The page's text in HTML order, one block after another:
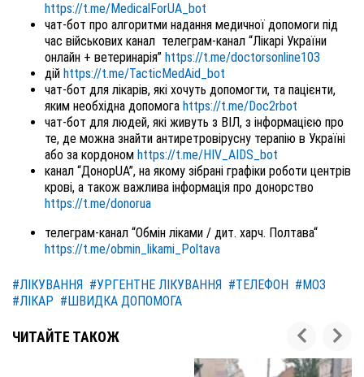
https://t.me/MedicalForUA_bot
чат-бот про алгоритми надання медичної допомоги під
час військових канал  телеграм-канал “Лікарі України
онлайн + ветеринарія” https://t.me/doctorsonline103
дій https://t.me/TacticMedAid_bot
чат-бот для лікарів, які хочуть допомогти, та пацієнти,
яким необхідна допомога https://t.me/Doc2rbot
чат-бот для людей, які живуть з ВІЛ, з інформацією про
те, де можна знайти антиретровірусну терапію в Україні
або за кордоном https://t.me/HIV_AIDS_bot
канал “ДонорUA”, на якому зібрані графіки роботи центрів
https://t.me/donorua
https://t.me/obmin_likami_Poltava
#ЛІКУВАННЯ #УРГЕНТНЕ ЛІКУВАННЯ #ТЕЛЕФОН #МОЗ
#ЛІКАР #ШВИДКА ДОПОМОГА
ЧИТАЙТЕ ТАКОЖ